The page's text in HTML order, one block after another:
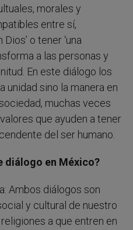
morales y
entre sí,
o tener ‘una
a las personas y
En este diálogo los
unidad sino la manera en
muchas veces
que ayuden a tener
del ser humano.
diálogo en México?
Ambos diálogos son
y cultural de nuestro
religiones a que entren en